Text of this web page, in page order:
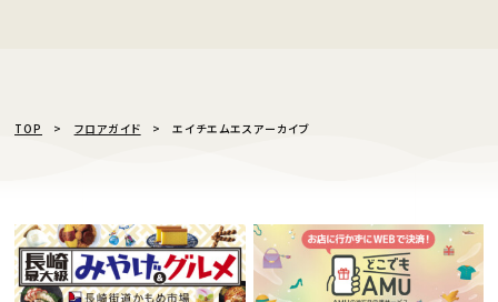
TOP フロアガイド エイチエムエスアーカイブ